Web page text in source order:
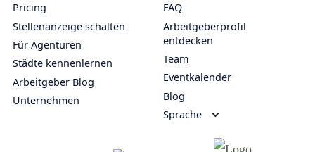
Pricing
Stellenanzeige schalten
Für Agenturen
Städte kennenlernen
Arbeitgeber Blog
Unternehmen
FAQ
Arbeitgeberprofil
entdecken
Team
Eventkalender
Blog
Sprache